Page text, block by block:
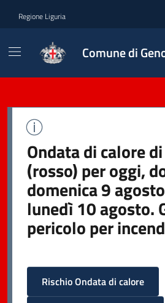
Regione Liguria
Comune di
Ondata di calore
(rosso) per oggi,
domenica 9
lunedì 10 agosto.
pericolo per
Rischio Ondata di calore